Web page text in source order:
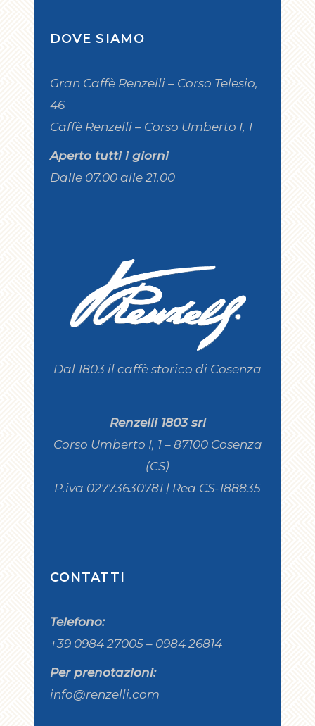
DOVE SIAMO
Gran Caffè Renzelli – Corso Telesio,
46
Caffè Renzelli – Corso Umberto I, 1
Aperto tutti i giorni
Dalle 07.00 alle 21.00
Dal 1803 il caffè storico di Cosenza
Renzelli 1803 srl
Corso Umberto I, 1 – 87100 Cosenza
(CS)
P.iva 02773630781 | Rea CS-188835
CONTATTI
Telefono:
+39 0984 27005 – 0984 26814
Per prenotazioni:
info@renzelli.com